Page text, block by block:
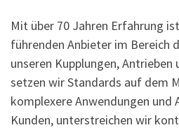
Mit über 70 Jahren Erfahrung
führenden Anbieter im Bereich
unseren Kupplungen,
setzen wir Standards auf dem
komplexere Anwendungen und
Kunden, unterstreichen wir